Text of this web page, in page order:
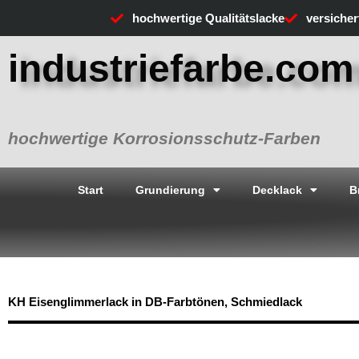
springen
hochwertige Qualitätslacke
industriefarbe.com
hochwertige Korrosionsschutz-Farben
Start Grundierung Decklack
KH Eisenglimmerlack in DB-Farbtönen, Schmiedlack